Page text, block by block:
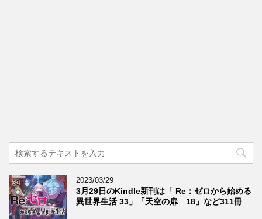
2023/03/29
3月29日のKindle新刊は「 Re：ゼロから始める
異世界生活 33」「天空の扉 18」など311冊